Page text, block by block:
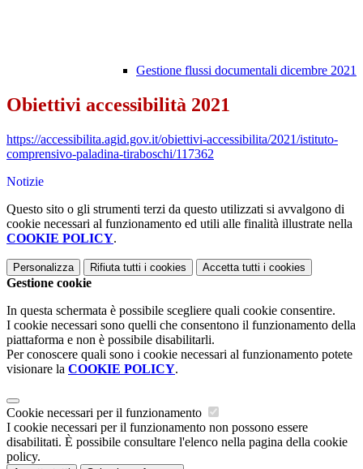
Gestione flussi documentali dicembre 2021
Obiettivi accessibilità 2021
https://accessibilita.agid.gov.it/obiettivi-accessibilita/2021/istituto-
comprensivo-paladina-tiraboschi/117362
Notizie
Questo sito o gli strumenti terzi da questo utilizzati si avvalgono di
cookie necessari al funzionamento ed utili alle finalità illustrate nella
COOKIE POLICY.
Personalizza Rifiuta tutti i cookies Accetta tutti i cookies
Gestione cookie
In questa schermata è possibile scegliere quali cookie consentire.
I cookie necessari sono quelli che consentono il funzionamento della
piattaforma e non è possibile disabilitarli.
Per conoscere quali sono i cookie necessari al funzionamento potete
visionare la COOKIE POLICY.
Cookie necessari per il funzionamento
I cookie necessari per il funzionamento non possono essere
disabilitati. È possibile consultare l'elenco nella pagina della cookie
policy.